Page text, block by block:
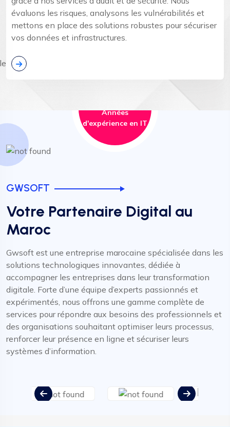
évaluons les risques, analysons les vulnérabilités et
mettons en place des solutions robustes pour sécuriser
vos données et infrastructures.
Années
d'expérience en IT
GWSOFT
Votre Partenaire Digital au
Maroc
Gwsoft est une entreprise marocaine spécialisée dans les
solutions technologiques innovantes, dédiée à
accompagner les entreprises dans leur transformation
digitale. Forte d’une équipe d’experts passionnés et
expérimentés, nous offrons une gamme complète de
services pour répondre aux besoins des professionnels et
des organisations souhaitant optimiser leurs processus,
renforcer leur présence en ligne et sécuriser leurs
systèmes d’information.